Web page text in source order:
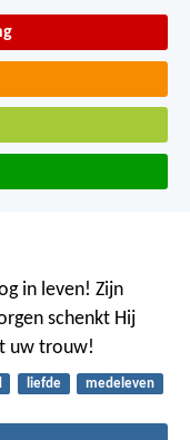
in leven! Zijn
schenkt Hij
uw trouw!
liefde medeleven